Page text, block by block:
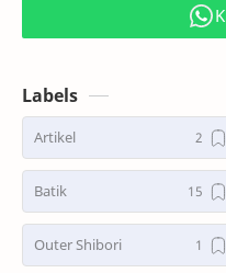
Labels
Artikel
Batik
Outer Shibori